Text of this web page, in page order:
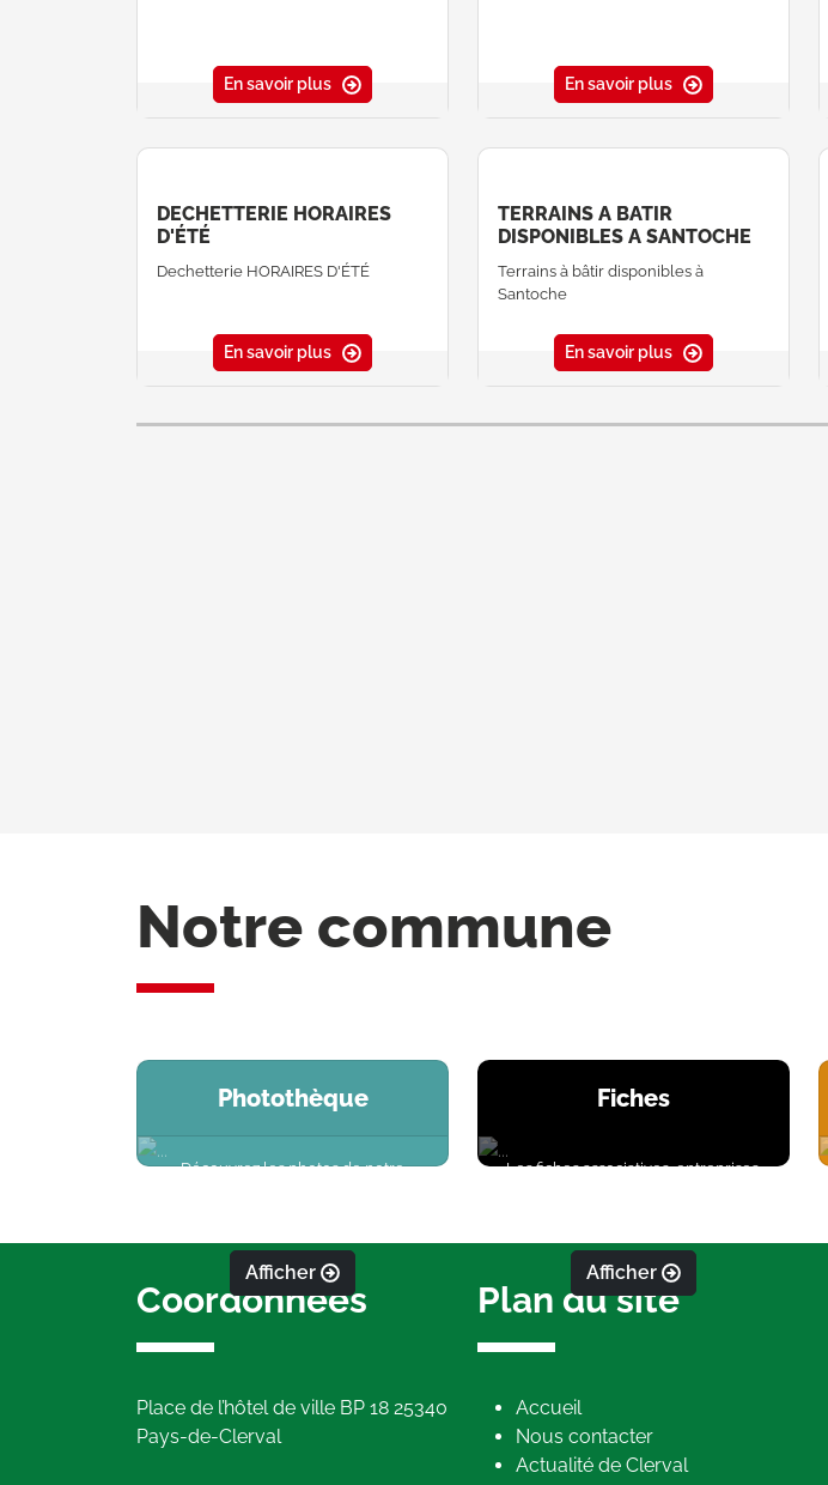
En savoir plus En savoir plus
DECHETTERIE HORAIRES
D'ÉTÉ
Dechetterie HORAIRES D'ÉTÉ
En savoir plus
TERRAINS A BATIR
DISPONIBLES A SANTOCHE
Terrains à bâtir disponibles à
Santoche
En savoir plus
Notre commune
Photothèque
Découvrez les photos de notre
Afficher
Fiches
Les fiches associatives, entreprises,
Afficher
Coordonnées
Place de l’hôtel de ville BP 18 25340
Pays-de-Clerval
Plan du site
Accueil
Nous contacter
Actualité de Clerval